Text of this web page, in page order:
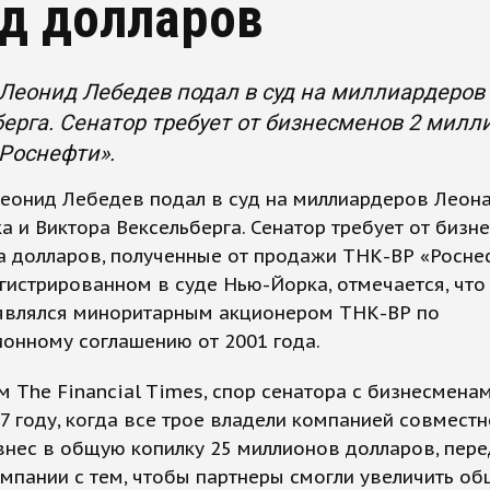
долларов
Лебедев подал в суд на
Сенатор требует от бизнесменов 2
Лебедев подал в суд на миллиардеров
и Виктора Вексельберга. Сенатор требует от
долларов, полученные от продажи ТНК-ВР
в суде Нью-Йорка, отмечается,
миноритарным акционером ТНК-ВР по
соглашению от 2001 года.
The Financial Times, спор сенатора с
году, когда все трое владели компанией
в общую копилку 25 миллионов долларов,
с тем, чтобы партнеры смогли увеличить